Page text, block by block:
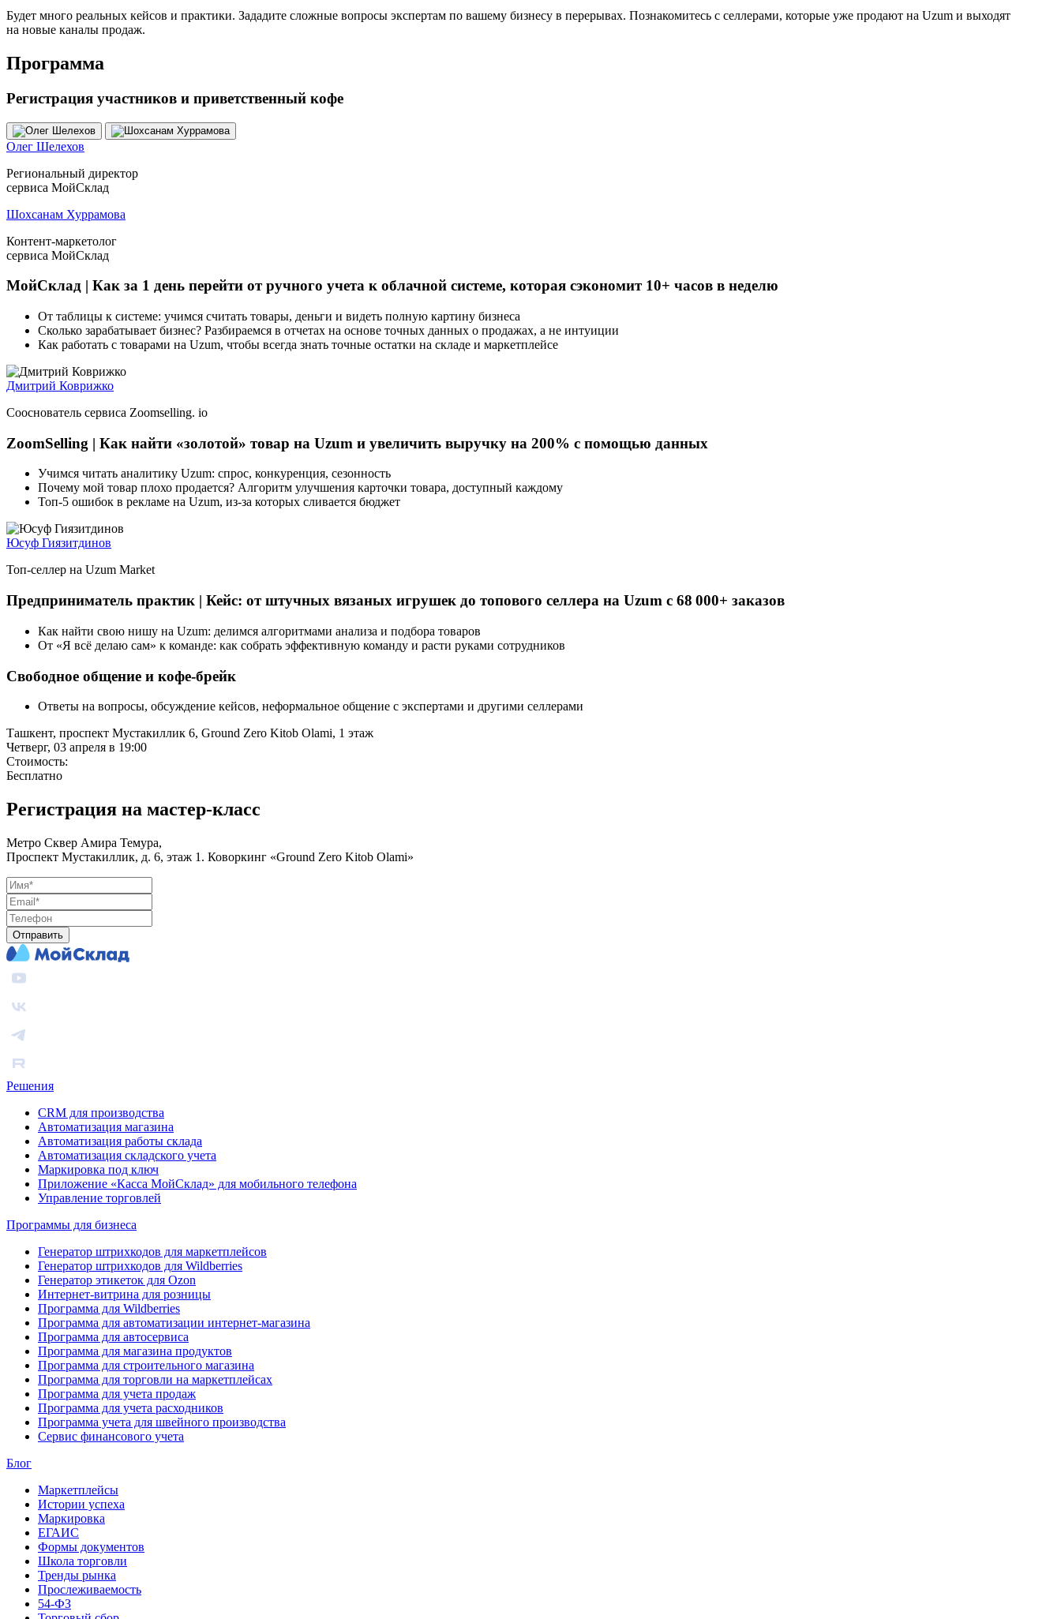
Будет много реальных кейсов и практики. Зададите сложные вопросы экспертам по вашему бизнесу в перерывах. Познакомитесь с селлерами, которые уже продают на Uzum и выходят
на новые каналы продаж.
Программа
Регистрация участников и приветственный кофе
Олег Шелехов
Региональный директор
сервиса МойСклад
Шохсанам Хуррамова
Контент‑маркетолог
сервиса МойСклад
МойСклад | Как за 1 день перейти от ручного учета к облачной системе, которая сэкономит 10+ часов в неделю
От таблицы к системе: учимся считать товары, деньги и видеть полную картину бизнеса
Сколько зарабатывает бизнес? Разбираемся в отчетах на основе точных данных о продажах, а не интуиции
Как работать с товарами на Uzum, чтобы всегда знать точные остатки на складе и маркетплейсе
Дмитрий Коврижко
Сооснователь сервиса Zoomselling. io
ZoomSelling | Как найти «золотой» товар на Uzum и увеличить выручку на 200% с помощью данных
Учимся читать аналитику Uzum: спрос, конкуренция, сезонность
Почему мой товар плохо продается? Алгоритм улучшения карточки товара, доступный каждому
Топ-5 ошибок в рекламе на Uzum, из-за которых сливается бюджет
Юсуф Гиязитдинов
Топ-селлер на Uzum Market
Предприниматель практик | Кейс: от штучных вязаных игрушек до топового селлера на Uzum с 68 000+ заказов
Как найти свою нишу на Uzum: делимся алгоритмами анализа и подбора товаров
От «Я всё делаю сам» к команде: как собрать эффективную команду и расти руками сотрудников
Свободное общение и кофе-брейк
Ответы на вопросы, обсуждение кейсов, неформальное общение с экспертами и другими селлерами
Ташкент, проспект Мустакиллик 6, Ground Zero Kitob Olami, 1 этаж
Четверг, 03 апреля в 19:00
Стоимость:
Бесплатно
Регистрация на мастер-класс
Метро Сквер Амира Темура,
Проспект Мустакиллик, д. 6, этаж 1. Коворкинг «Ground Zero Kitob Olami»
Отправить
Решения
CRM для производства
Автоматизация магазина
Автоматизация работы склада
Автоматизация складского учета
Маркировка под ключ
Приложение «Касса МойСклад» для мобильного телефона
Управление торговлей
Программы для бизнеса
Генератор штрихкодов для маркетплейсов
Генератор штрихкодов для Wildberries
Генератор этикеток для Ozon
Интернет-витрина для розницы
Программа для Wildberries
Программа для автоматизации интернет-магазина
Программа для автосервиса
Программа для магазина продуктов
Программа для строительного магазина
Программа для торговли на маркетплейсах
Программа для учета продаж
Программа для учета расходников
Программа учета для швейного производства
Сервис финансового учета
Блог
Маркетплейсы
Истории успеха
Маркировка
ЕГАИС
Формы документов
Школа торговли
Тренды рынка
Прослеживаемость
54-ФЗ